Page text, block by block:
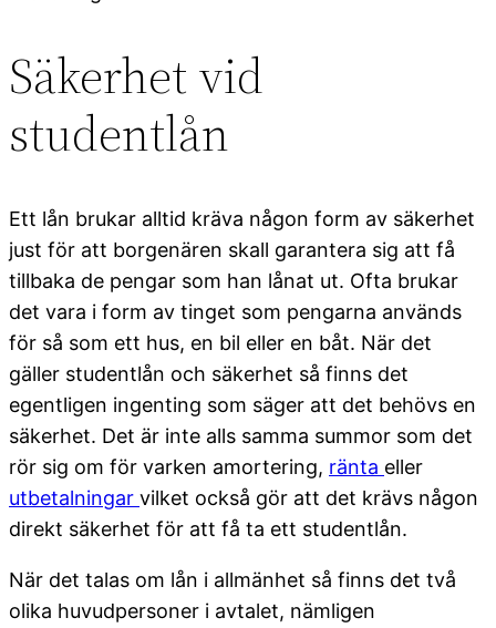
Säkerhet vid
studentlån
Ett lån brukar alltid kräva någon form av säkerhet
just för att borgenären skall garantera sig att få
tillbaka de pengar som han lånat ut. Ofta brukar
det vara i form av tinget som pengarna används
för så som ett hus, en bil eller en båt. När det
gäller studentlån och säkerhet så finns det
egentligen ingenting som säger att det behövs en
säkerhet. Det är inte alls samma summor som det
rör sig om för varken amortering, ränta eller
utbetalningar vilket också gör att det krävs någon
direkt säkerhet för att få ta ett studentlån.
När det talas om lån i allmänhet så finns det två
olika huvudpersoner i avtalet, nämligen